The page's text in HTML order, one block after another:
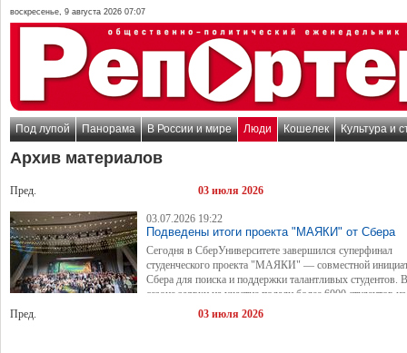
воскресенье, 9 августа 2026 07:07
Под лупой Панорама В России и мире Люди Кошелек Культура и
Архив материалов
Пред. 03 июля 2026
03.07.2026 19:22
Подведены итоги проекта "МАЯКИ" от Сбера
Сегодня в СберУниверситете завершился суперфинал
студенческого проекта "МАЯКИ" — совместной
Сбера для поиска и поддержки талантливых студентов.
сезоне заявки на участие подали более 6000 студентов
городов, до очного этапа с деловой игрой дошли 300 человек, а по итогам
определило 100 победителей и 85 призёров.
Пред. 03 июля 2026